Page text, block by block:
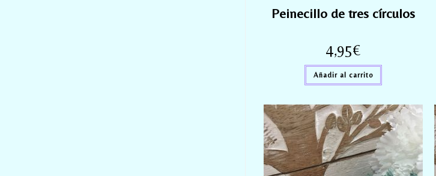
Peinecillo de tres círculos
4,95€
Añadir al carrito